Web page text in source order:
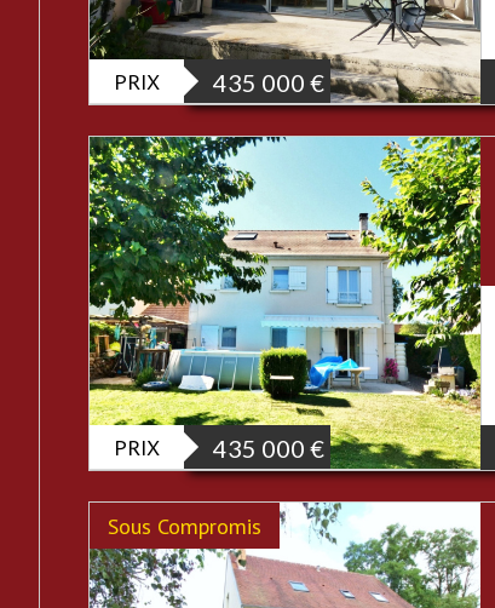
PRIX 435 000 €
PRIX 435 000 €
Sous Compromis